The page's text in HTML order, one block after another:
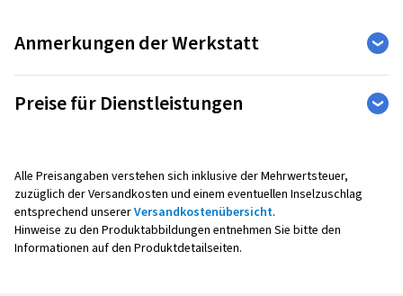
Anmerkungen der Werkstatt
Eingetragene Schließzeiten der Werkstatt:
10.12.2025 - 28.02.2027
Preise für Dienstleistungen
Reifenmontage
Alle Montagepreise verstehen sich pro Rad,
Alle Preisangaben verstehen sich inklusive der Mehrwertsteuer,
zuzüglich der Versandkosten und einem eventuellen Inselzuschlag
entsprechend unsererVersandkostenübersicht.
Hinweise zu den Produktabbildungen entnehmen Sie bitte den
Informationen auf den Produktdetailseiten.